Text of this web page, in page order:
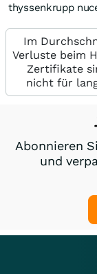
thyssenkrupp
Im
Verluste beim
Zertifikate
nicht für
Abonnieren
und